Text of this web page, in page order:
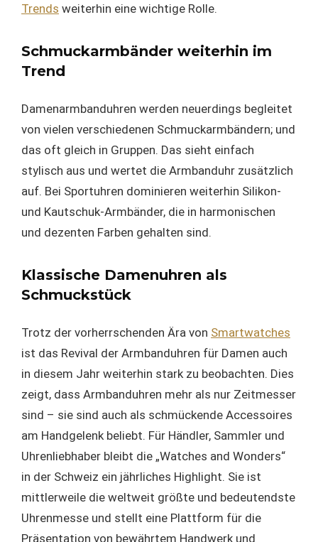
Trends weiterhin eine wichtige Rolle.
Schmuckarmbänder weiterhin im
Trend
Damenarmbanduhren werden neuerdings begleitet
von vielen verschiedenen Schmuckarmbändern; und
das oft gleich in Gruppen. Das sieht einfach
stylisch aus und wertet die Armbanduhr zusätzlich
auf. Bei Sportuhren dominieren weiterhin Silikon-
und Kautschuk-Armbänder, die in harmonischen
und dezenten Farben gehalten sind.
Klassische Damenuhren als
Schmuckstück
Trotz der vorherrschenden Ära von Smartwatches
ist das Revival der Armbanduhren für Damen auch
in diesem Jahr weiterhin stark zu beobachten. Dies
zeigt, dass Armbanduhren mehr als nur Zeitmesser
sind – sie sind auch als schmückende Accessoires
am Handgelenk beliebt. Für Händler, Sammler und
Uhrenliebhaber bleibt die „Watches and Wonders“
in der Schweiz ein jährliches Highlight. Sie ist
mittlerweile die weltweit größte und bedeutendste
Uhrenmesse und stellt eine Plattform für die
Präsentation von bewährtem Handwerk und